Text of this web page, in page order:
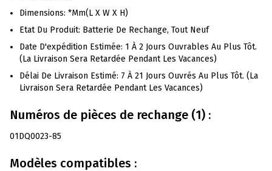
Dimensions: *mm(L X W X H)
Etat Du Produit: Batterie De Rechange, Tout Neuf
Date D'expédition Estimée: 1 À 2 Jours Ouvrables Au Plus Tôt.
(La Livraison Sera Retardée Pendant Les Vacances)
Délai De Livraison Estimé: 7 À 21 Jours Ouvrés Au Plus Tôt. (La
Livraison Sera Retardée Pendant Les Vacances)
Numéros de pièces de rechange (1) :
01DQ0023-85
Modèles compatibles :